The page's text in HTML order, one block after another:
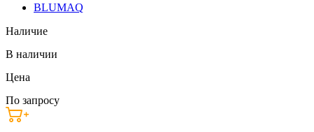
BLUMAQ
Наличие
В наличии
Цена
По запросу